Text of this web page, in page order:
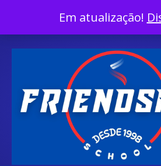
Em atualização!
Facebook
TwitterLinkedinYoutube